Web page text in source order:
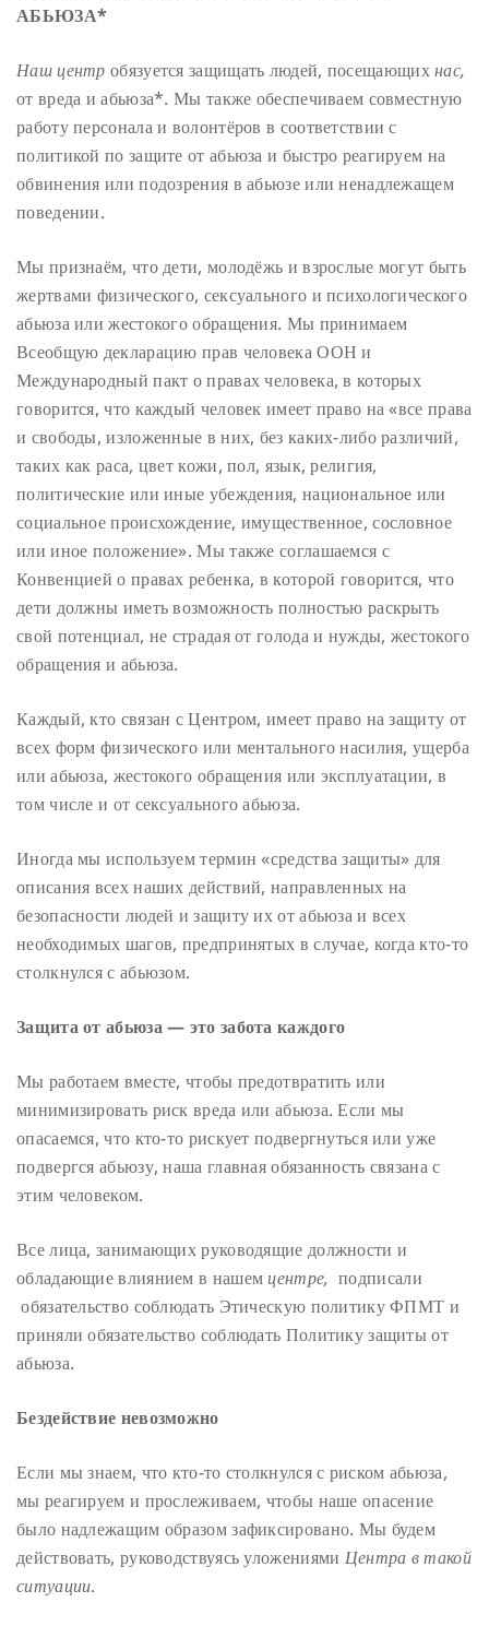
АБЬЮЗА*
Наш центр обязуется защищать людей, посещающихнас,
от вреда и абьюза*. Мы также обеспечиваем совместную
работу персонала и волонтёров в соответствии с
политикой по защите от абьюза и быстро реагируем на
обвинения или подозрения в абьюзе или ненадлежащем
поведении.
Мы признаём, что дети, молодёжь и взрослые могут быть
жертвами физического, сексуального и психологического
абьюза или жестокого обращения. Мы принимаем
Всеобщую декларацию прав человека ООН и
Международный пакт о правах человека, в которых
говорится, что каждый человек имеет право на «все права
и свободы, изложенные в них, без каких-либо различий,
таких как раса, цвет кожи, пол, язык, религия,
политические или иные убеждения, национальное или
социальное происхождение, имущественное, сословное
или иное положение». Мы также соглашаемся с
Конвенцией о правах ребенка, в которой говорится, что
дети должны иметь возможность полностью раскрыть
свой потенциал, не страдая от голода и нужды, жестокого
обращения и абьюза.
Каждый, кто связан с Центром, имеет право на защиту от
всех форм физического или ментального насилия, ущерба
или абьюза, жестокого обращения или эксплуатации, в
том числе и от сексуального абьюза.
Иногда мы используем термин «средства защиты» для
описания всех наших действий, направленных на
безопасности людей и защиту их от абьюза и всех
необходимых шагов, предпринятых в случае, когда кто-то
столкнулся с абьюзом.
Защита от абьюза — это забота каждого
Мы работаем вместе, чтобы предотвратить или
минимизировать риск вреда или абьюза. Если мы
опасаемся, что кто-то рискует подвергнуться или уже
подвергся абьюзу, наша главная обязанность связана с
этим человеком.
Все лица, занимающих руководящие должности и
обладающие влиянием в нашемцентре, подписали
обязательство соблюдать Этическую политику ФПМТ и
приняли обязательство соблюдать Политику защиты от
абьюза.
Бездействие невозможно
Если мы знаем, что кто-то столкнулся с риском абьюза,
мы реагируем и прослеживаем, чтобы наше опасение
было надлежащим образом зафиксировано. Мы будем
действовать, руководствуясь уложениями Центра в такой
ситуации.